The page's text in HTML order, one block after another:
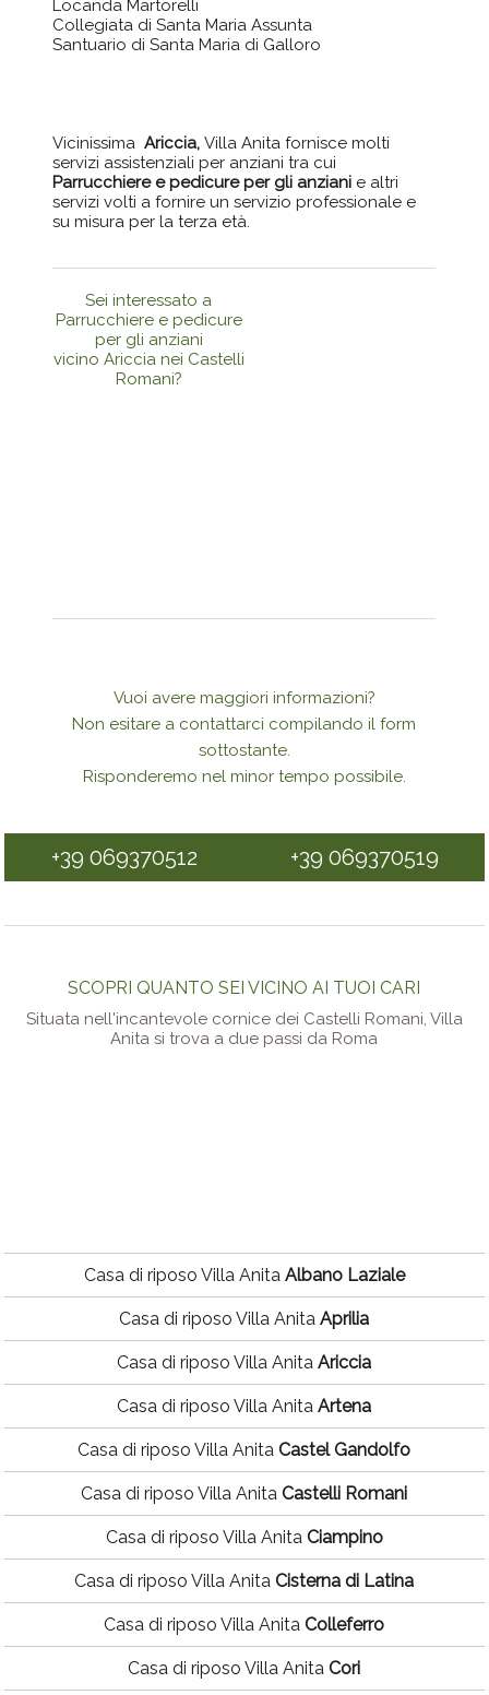
Locanda Martorelli
Collegiata di Santa Maria Assunta
Santuario di Santa Maria di Galloro
VicinissimaAriccia, Villa Anita fornisce molti
servizi assistenziali per anziani tra cui
Parrucchiere e pedicure per gli anziani e altri
servizi volti a fornire un servizio professionale e
su misura per la terza età.
Sei interessato a
Parrucchiere e pedicure
per gli anziani
vicino Ariccia nei Castelli
Romani?
Vuoi avere maggiori informazioni?
Non esitare a contattarci compilando il form
sottostante.
Risponderemo nel minor tempo possibile.
+39 069370512 +39 069370519
SCOPRI QUANTO SEI VICINO AI TUOI CARI
Situata nell'incantevole cornice dei Castelli Romani, Villa
Anita si trova a due passi da Roma
Casa di riposo Villa Anita Albano Laziale
Casa di riposo Villa AnitaAprilia
Casa di riposo Villa AnitaAriccia
Casa di riposo Villa AnitaArtena
Casa di riposo Villa AnitaCastel Gandolfo
Casa di riposo Villa AnitaCastelli Romani
Casa di riposo Villa Anita Ciampino
Casa di riposo Villa AnitaCisterna di Latina
Casa di riposo Villa AnitaColleferro
Casa di riposo Villa AnitaCori